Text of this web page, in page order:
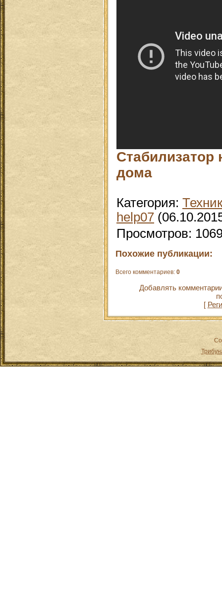
Стабилизатор
дома
Категория:
help07
Просмотров:
Похожие публикации:
Всего комментариев: 0
Добавлять
[